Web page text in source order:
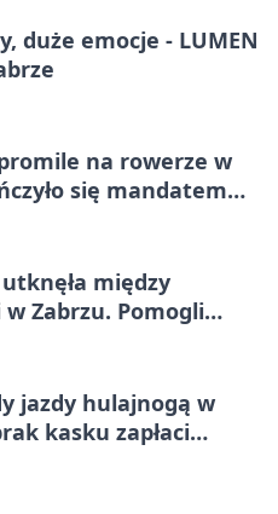
duże emocje - LUMEN
na rowerze w
się mandatem
między
Zabrzu. Pomogli
jazdy hulajnogą w
kasku zapłaci